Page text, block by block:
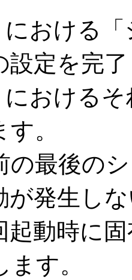
における
設定を完
における
。
の最後の
が発生し
起動時に
す。